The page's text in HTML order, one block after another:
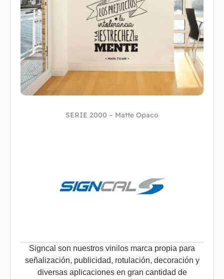
SERIE 2000 – Matte Opaco
Signcal son nuestros vinilos marca propia para
señalización, publicidad, rotulación, decoración y
diversas aplicaciones en gran cantidad de